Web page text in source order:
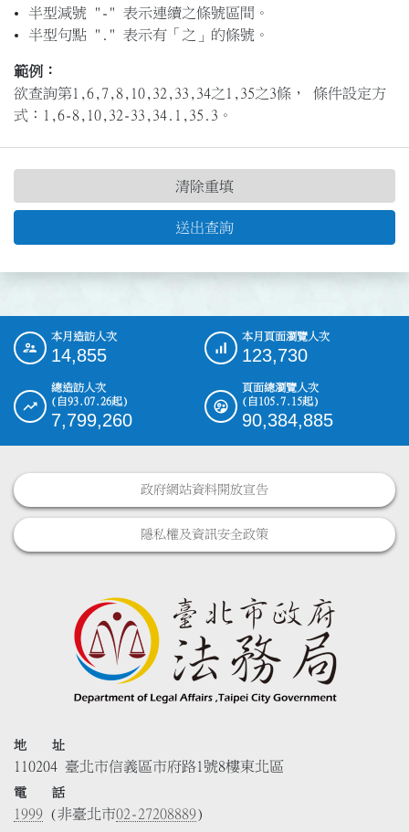
半型減號 "-" 表示連續之條號區間。
半型句點 "." 表示有「之」的條號。
範例：
欲查詢第1,6,7,8,10,32,33,34之1,35之3條， 條件設定方
式：1,6-8,10,32-33,34.1,35.3。
送出查詢
清除重填
::: 本月造訪人次
14,855
本月頁面瀏覽人次
123,730
總造訪人次
(自93.07.26起)
7,799,260
頁面總瀏覽人次
(自105.7.15起)
90,384,885
政府網站資料開放宣告
隱私權及資訊安全政策
地 址
110204 臺北市信義區市府路1號8樓東北區
電 話
1999 (非臺北市02-27208889)